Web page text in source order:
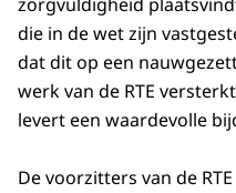
die in de wet zijn
dat dit op een
werk van de RTE
levert een waardevolle
De voorzitters van de